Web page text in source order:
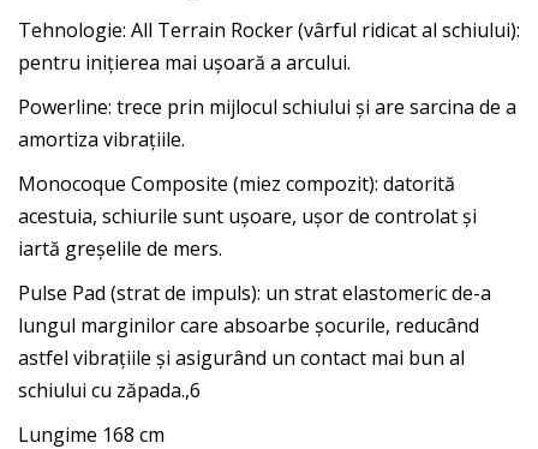
Tehnologie: All Terrain Rocker (vârful ridicat al schiului):
pentru inițierea mai ușoară a arcului.
Powerline: trece prin mijlocul schiului și are sarcina de a
amortiza vibrațiile.
Monocoque Composite (miez compozit): datorită
acestuia, schiurile sunt ușoare, ușor de controlat și
iartă greșelile de mers.
Pulse Pad (strat de impuls): un strat elastomeric de-a
lungul marginilor care absoarbe șocurile, reducând
astfel vibrațiile și asigurând un contact mai bun al
schiului cu zăpada.,6
Lungime 168 cm